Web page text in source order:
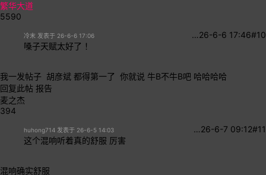
繁华大道
5590
#10
26-6-6 17:46
…
冷末 发表于 26-6-6 17:06
嗓子天赋太好了 ！
我一发帖子 胡彦斌 都得第一了 你就说 牛B不牛B吧 哈哈哈哈
回复此帖 报告
麦之杰
394
#11
26-6-7 09:12
…
huhong714 发表于 26-6-5 14:03
这个混响听着真的舒服 厉害
混响确实舒服